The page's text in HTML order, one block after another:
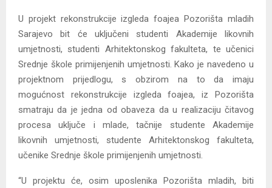
U projekt rekonstrukcije izgleda foajea Pozorišta mladih
Sarajevo bit će uključeni studenti Akademije likovnih
umjetnosti, studenti Arhitektonskog fakulteta, te učenici
Srednje škole primijenjenih umjetnosti. Kako je navedeno u
projektnom prijedlogu, s obzirom na to da imaju
mogućnost rekonstrukcije izgleda foajea, iz Pozorišta
smatraju da je jedna od obaveza da u realizaciju čitavog
procesa uključe i mlade, tačnije studente Akademije
likovnih umjetnosti, studente Arhitektonskog fakulteta,
učenike Srednje škole primijenjenih umjetnosti.
“U projektu će, osim uposlenika Pozorišta mladih, biti